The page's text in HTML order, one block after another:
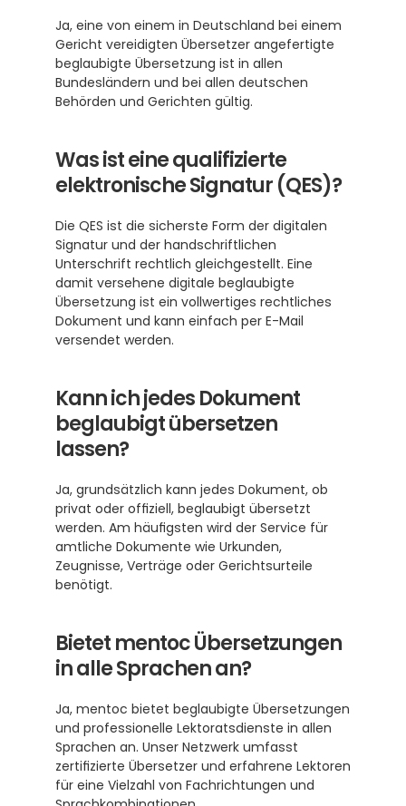
Ja, eine von einem in Deutschland bei einem
Gericht vereidigten Übersetzer angefertigte
beglaubigte Übersetzung ist in allen
Bundesländern und bei allen deutschen
Behörden und Gerichten gültig.
Was ist eine qualifizierte
elektronische Signatur (QES)?
Die QES ist die sicherste Form der digitalen
Signatur und der handschriftlichen
Unterschrift rechtlich gleichgestellt. Eine
damit versehene digitale beglaubigte
Übersetzung ist ein vollwertiges rechtliches
Dokument und kann einfach per E-Mail
versendet werden.
Kann ich jedes Dokument
beglaubigt übersetzen
lassen?
Ja, grundsätzlich kann jedes Dokument, ob
privat oder offiziell, beglaubigt übersetzt
werden. Am häufigsten wird der Service für
amtliche Dokumente wie Urkunden,
Zeugnisse, Verträge oder Gerichtsurteile
benötigt.
Bietet mentoc Übersetzungen
in alle Sprachen an?
Ja, mentoc bietet beglaubigte Übersetzungen
und professionelle Lektoratsdienste in allen
Sprachen an. Unser Netzwerk umfasst
zertifizierte Übersetzer und erfahrene Lektoren
für eine Vielzahl von Fachrichtungen und